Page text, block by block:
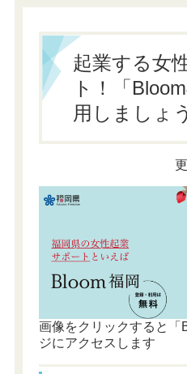
起業する女
ト！「
用しましょう
画像をクリックすると「
ジにアクセスします